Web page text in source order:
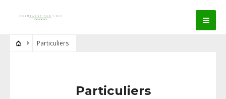
Particuliers
Particuliers